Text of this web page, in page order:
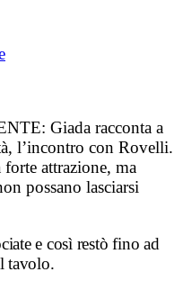
Giada racconta a
l’incontro con Rovelli.
attrazione, ma
possano lasciarsi
e così restò fino ad
tavolo.